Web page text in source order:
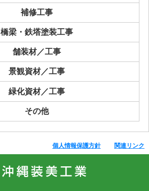
補修工事
橋梁・鉄塔塗装工事
舗装材／工事
景観資材／工事
緑化資材／工事
その他
個人情報保護方針 関連リンク